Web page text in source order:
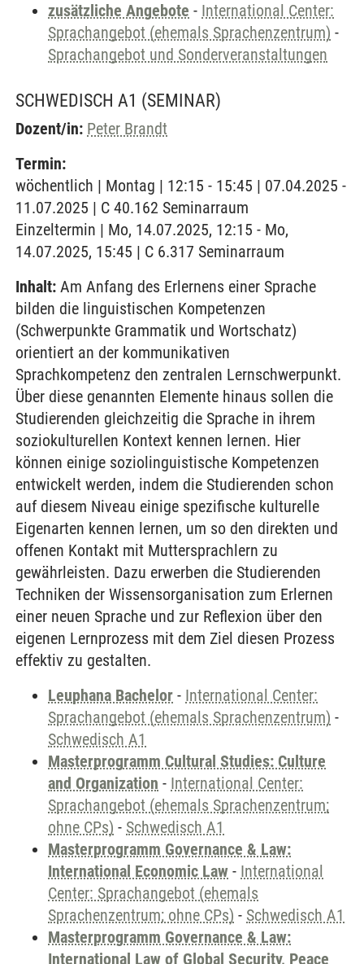
zusätzliche Angebote - International Center:
Sprachangebot (ehemals Sprachenzentrum) -
Sprachangebot und Sonderveranstaltungen
SCHWEDISCH A1 (SEMINAR)
Dozent/in: Peter Brandt
Termin:
wöchentlich | Montag | 12:15 - 15:45 | 07.04.2025 -
11.07.2025 | C 40.162 Seminarraum
Einzeltermin | Mo, 14.07.2025, 12:15 - Mo,
14.07.2025, 15:45 | C 6.317 Seminarraum
Inhalt: Am Anfang des Erlernens einer Sprache
bilden die linguistischen Kompetenzen
(Schwerpunkte Grammatik und Wortschatz)
orientiert an der kommunikativen
Sprachkompetenz den zentralen Lernschwerpunkt.
Über diese genannten Elemente hinaus sollen die
Studierenden gleichzeitig die Sprache in ihrem
soziokulturellen Kontext kennen lernen. Hier
können einige soziolinguistische Kompetenzen
entwickelt werden, indem die Studierenden schon
auf diesem Niveau einige spezifische kulturelle
Eigenarten kennen lernen, um so den direkten und
offenen Kontakt mit Muttersprachlern zu
gewährleisten. Dazu erwerben die Studierenden
Techniken der Wissensorganisation zum Erlernen
einer neuen Sprache und zur Reflexion über den
eigenen Lernprozess mit dem Ziel diesen Prozess
effektiv zu gestalten.
Leuphana Bachelor - International Center:
Sprachangebot (ehemals Sprachenzentrum) -
Schwedisch A1
Masterprogramm Cultural Studies: Culture
and Organization - International Center:
Sprachangebot (ehemals Sprachenzentrum;
ohne CPs) - Schwedisch A1
Masterprogramm Governance & Law:
International Economic Law - International
Center: Sprachangebot (ehemals
Sprachenzentrum; ohne CPs) - Schwedisch A1
Masterprogramm Governance & Law:
International Law of Global Security, Peace